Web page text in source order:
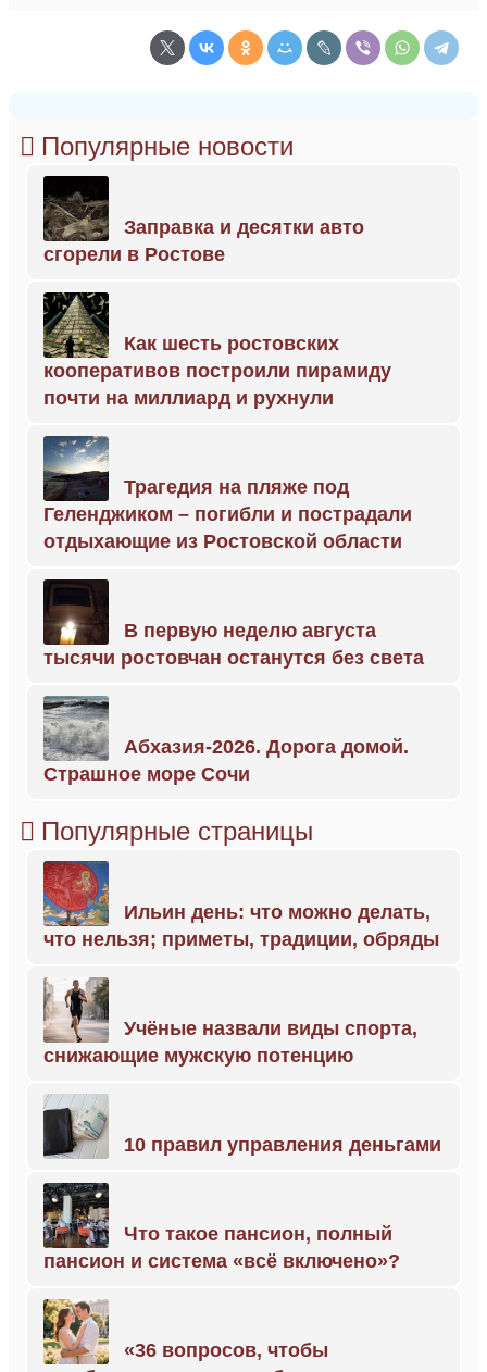
Популярные новости
Заправка и десятки авто
сгорели в Ростове
Как шесть ростовских
кооперативов построили пирамиду
почти на миллиард и рухнули
Трагедия на пляже под
Геленджиком – погибли и пострадали
отдыхающие из Ростовской области
В первую неделю августа
тысячи ростовчан останутся без света
Абхазия-2026. Дорога домой.
Страшное море Сочи
Популярные страницы
Ильин день: что можно делать,
что нельзя; приметы, традиции, обряды
Учёные назвали виды спорта,
снижающие мужскую потенцию
10 правил управления деньгами
Что такое пансион, полный
пансион и система «всё включено»?
«36 вопросов, чтобы